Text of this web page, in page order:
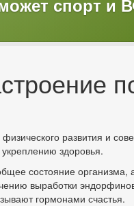
спорт и
развития и
здоровья.
состояние
выработки
гормонами счастья.